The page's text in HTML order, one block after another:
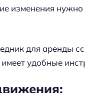
изменения нужно
для аренды
удобные